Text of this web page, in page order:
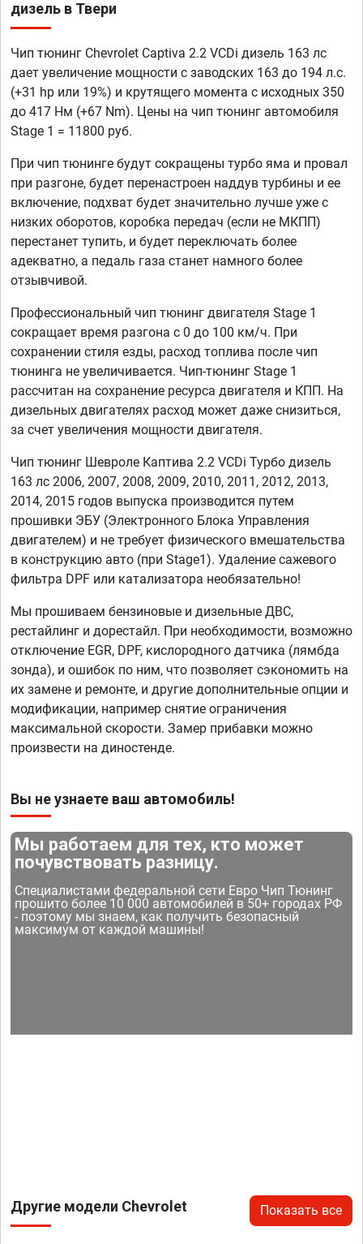
дизель в Твери
Чип тюнинг Chevrolet Captiva 2.2 VCDi дизель 163 лс
дает увеличение мощности с заводских 163 до 194 л.с.
(+31 hp или 19%) и крутящего момента с исходных 350
до 417 Нм (+67 Nm). Цены на чип тюнинг автомобиля
Stage 1 = 11800 руб.
При чип тюнинге будут сокращены турбо яма и провал
при разгоне, будет перенастроен наддув турбины и ее
включение, подхват будет значительно лучше уже с
низких оборотов, коробка передач (если не МКПП)
перестанет тупить, и будет переключать более
адекватно, а педаль газа станет намного более
отзывчивой.
Профессиональный чип тюнинг двигателя Stage 1
сокращает время разгона с 0 до 100 км/ч. При
сохранении стиля езды, расход топлива после чип
тюнинга не увеличивается. Чип-тюнинг Stage 1
рассчитан на сохранение ресурса двигателя и КПП. На
дизельных двигателях расход может даже снизиться,
за счет увеличения мощности двигателя.
Чип тюнинг Шевроле Каптива 2.2 VCDi Турбо дизель
163 лс 2006, 2007, 2008, 2009, 2010, 2011, 2012, 2013,
2014, 2015 годов выпуска производится путем
прошивки ЭБУ (Электронного Блока Управления
двигателем) и не требует физического вмешательства
в конструкцию авто (при Stage1). Удаление сажевого
фильтра DPF или катализатора необязательно!
Мы прошиваем бензиновые и дизельные ДВС,
рестайлинг и дорестайл. При необходимости, возможно
отключение EGR, DPF, кислородного датчика (лямбда
зонда), и ошибок по ним, что позволяет сэкономить на
их замене и ремонте, и другие дополнительные опции и
модификации, например снятие ограничения
максимальной скорости. Замер прибавки можно
произвести на диностенде.
Вы не узнаете ваш автомобиль!
Мы работаем для тех, кто может
почувствовать разницу.
Специалистами федеральной сети Евро Чип Тюнинг
прошито более 10 000 автомобилей в 50+ городах РФ
- поэтому мы знаем, как получить безопасный
максимум от каждой машины!
Другие модели Chevrolet Показать все